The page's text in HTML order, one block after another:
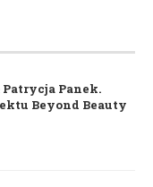
Panek.
Beyond Beauty